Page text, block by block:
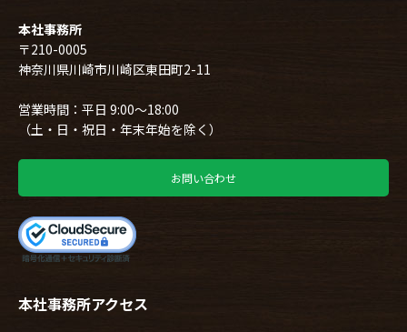
本社事務所
〒210-0005
神奈川県川崎市川崎区東田町2-11
営業時間：平日 9:00～18:00
（土・日・祝日・年末年始を除く）
お問い合わせ
本社事務所アクセス